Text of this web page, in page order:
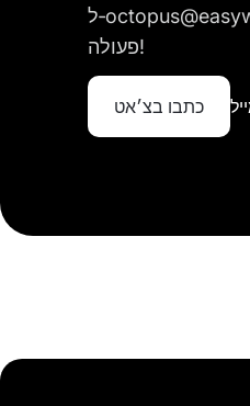
ל‑octopus@easyweek.io או צרו איתנו קשר בכל דרך אחרת. נשמח לשיתוף
פעולה!
כתבו בצ׳אט